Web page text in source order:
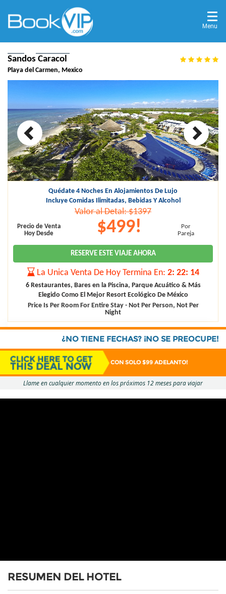
Menu
Sandos Caracol
Playa del Carmen, Mexico
Quédate 4 Noches En Alojamientos De Lujo
Incluye Comidas Ilimitadas, Bebidas Y Alcohol
Valor al Detal: $1397
Precio de Venta
Hoy Desde
$499!
Por
Pareja
RESERVE ESTE VIAJE AHORA
La Unica Venta De Hoy Termina En: 2: 22: 13
6 Restaurantes, Bares en la Piscina, Parque Acuático & Más
Elegido Como El Mejor Resort Ecológico De México
Price Is Per Room For Entire Stay - Not Per Person, Not Per
Night
¿NO TIENE FECHAS? ¡NO SE PREOCUPE!
CON SOLO $99 ADELANTO!
Llame en cualquier momento en los próximos 12 meses para viajar
RESUMEN DEL HOTEL